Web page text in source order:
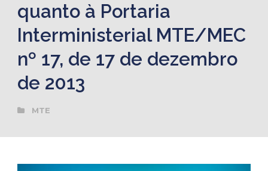
quanto à Portaria
Interministerial MTE/MEC
nº 17, de 17 de dezembro
de 2013
MTE